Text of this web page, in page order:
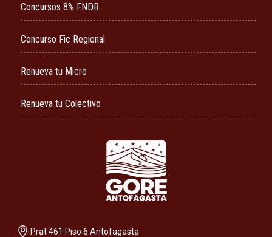
Concursos 8% FNDR
Concurso Fic Regional
Renueva tu Micro
Renueva tu Colectivo
Prat 461 Piso 6 Antofagasta